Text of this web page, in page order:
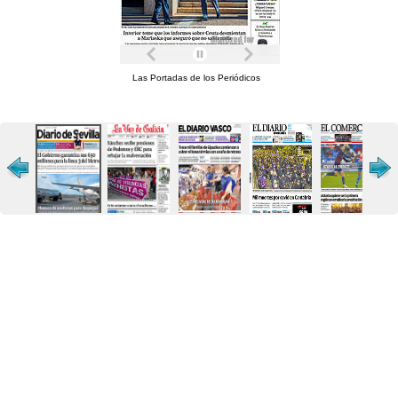
Las Portadas de los Periódicos